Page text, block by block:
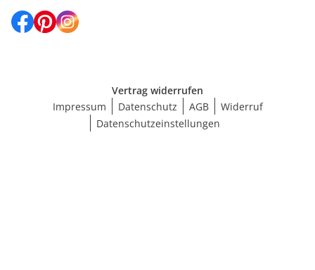
Vertrag widerrufen
Impressum
Datenschutz AGB
Widerruf
Datenschutzeinstellungen